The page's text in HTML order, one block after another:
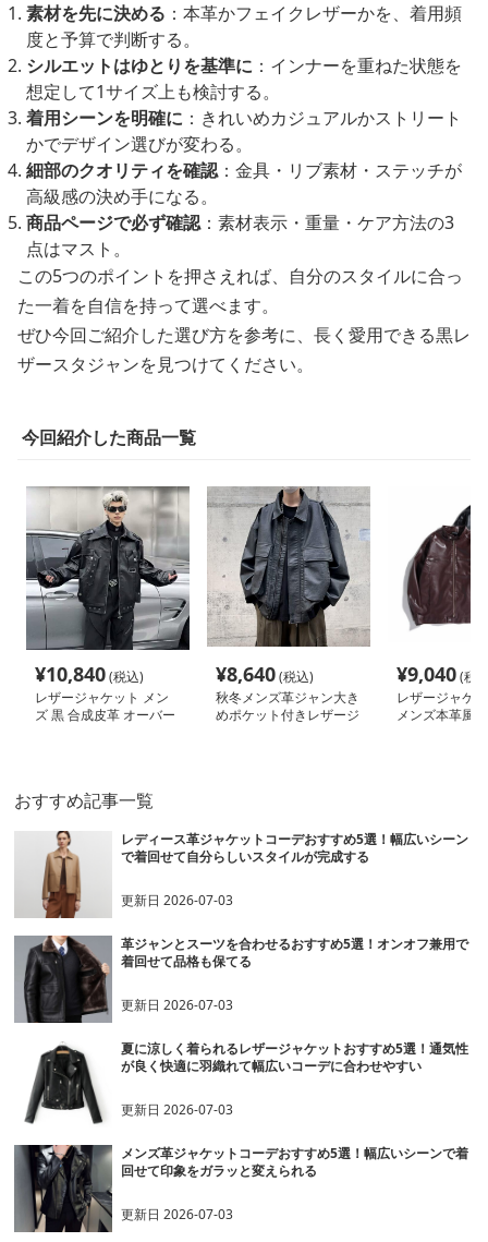
素材を先に決める ：本革かフェイクレザーかを、着用頻
度と予算で判断する。
シルエットはゆとりを基準に ：インナーを重ねた状態を
想定して1サイズ上も検討する。
着用シーンを明確に ：きれいめカジュアルかストリート
かでデザイン選びが変わる。
細部のクオリティを確認：金具・リブ素材・ステッチが
高級感の決め手になる。
商品ページで必ず確認：素材表示・重量・ケア方法の3
点はマスト。
この5つのポイントを押さえれば、自分のスタイルに合っ
た一着を自信を持って選べます。
ぜひ今回ご紹介した選び方を参考に、長く愛用できる黒レ
ザースタジャンを見つけてください。
今回紹介した商品一覧
¥10,840(税込)
レザージャケット メン
ズ 黒 合成皮革 オーバー
¥8,640(税込)
秋冬メンズ革ジャン大き
めポケット付きレザージ
¥9,040(税
レザージャケ
メンズ本革風
おすすめ記事一覧
レディース革ジャケットコーデおすすめ5選！幅広いシーン
で着回せて自分らしいスタイルが完成する
更新日2026-07-03
革ジャンとスーツを合わせるおすすめ5選！オンオフ兼用で
着回せて品格も保てる
更新日2026-07-03
夏に涼しく着られるレザージャケットおすすめ5選！通気性
が良く快適に羽織れて幅広いコーデに合わせやすい
更新日2026-07-03
メンズ革ジャケットコーデおすすめ5選！幅広いシーンで着
回せて印象をガラッと変えられる
更新日2026-07-03